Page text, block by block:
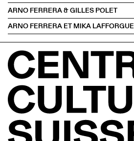
ARNO FERRERA & GILLES POLET